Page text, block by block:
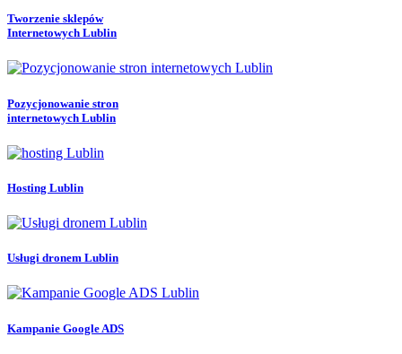
Tworzenie sklepów
Internetowych Lublin
Pozycjonowanie stron
internetowych Lublin
Hosting Lublin
Usługi dronem Lublin
Kampanie Google ADS